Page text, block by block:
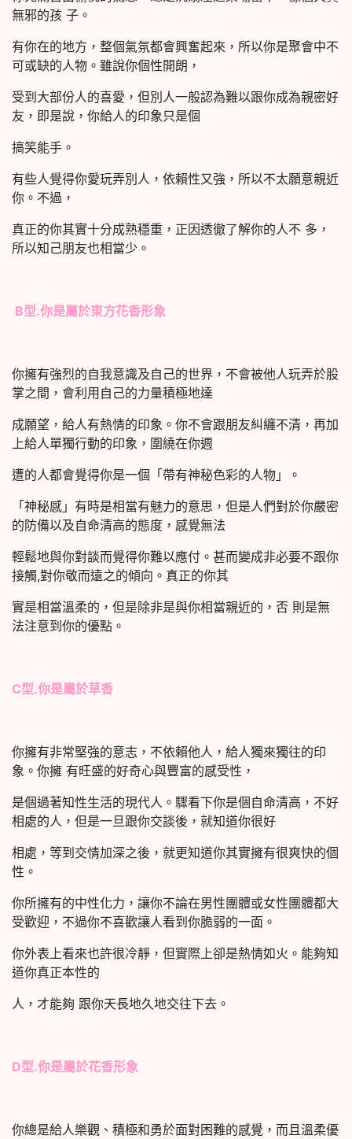
無邪的孩 子。
有你在的地方，整個氣氛都會興奮起來，所以你是聚會中不
可或缺的人物。雖說你個性開朗，
受到大部份人的喜愛，但別人一般認為難以跟你成為親密好
友，即是說，你給人的印象只是個
搞笑能手。
有些人覺得你愛玩弄別人，依賴性又強，所以不太願意親近
你。不過，
真正的你其實十分成熟穩重，正因透徹了解你的人不 多，
所以知己朋友也相當少。
B型.你是屬於東方花香形象
你擁有強烈的自我意識及自己的世界，不會被他人玩弄於股
掌之間，會利用自己的力量積極地達
成願望，給人有熱情的印象。你不會跟朋友糾纏不清，再加
上給人單獨行動的印象，圍繞在你週
遭的人都會覺得你是一個「帶有神秘色彩的人物」。
「神秘感」有時是相當有魅力的意思，但是人們對於你嚴密
的防備以及自命清高的態度，感覺無法
輕鬆地與你對談而覺得你難以應付。甚而變成非必要不跟你
接觸,對你敬而遠之的傾向。真正的你其
實是相當溫柔的，但是除非是與你相當親近的，否 則是無
法注意到你的優點。
C型.你是屬於草香
你擁有非常堅強的意志，不依賴他人，給人獨來獨往的印
象。你擁 有旺盛的好奇心與豐富的感受性，
是個過著知性生活的現代人。驟看下你是個自命清高，不好
相處的人，但是一旦跟你交談後，就知道你很好
相處，等到交情加深之後，就更知道你其實擁有很爽快的個
性。
你所擁有的中性化力，讓你不論在男性團體或女性團體都大
受歡迎，不過你不喜歡讓人看到你脆弱的一面。
你外表上看來也許很冷靜，但實際上卻是熱情如火。能夠知
道你真正本性的
人，才能夠 跟你天長地久地交往下去。
D型.你是屬於花香形象
你總是給人樂觀、積極和勇於面對困難的感覺，而且溫柔優